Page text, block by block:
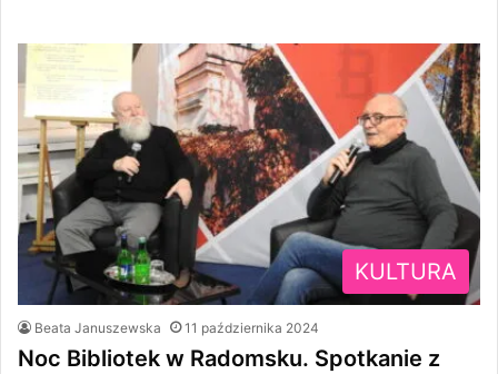
KULTURA
Beata Januszewska 11 października 2024
Noc Bibliotek w Radomsku. Spotkanie z